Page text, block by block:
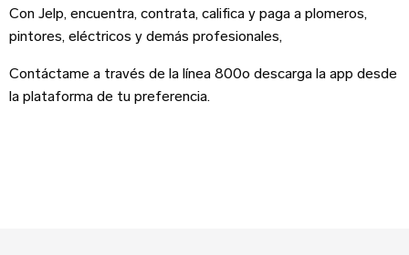
Con Jelp, encuentra, contrata, califica y paga a plomeros,
pintores, eléctricos y demás profesionales,
Contáctame a través de la línea 800o descarga la app desde
la plataforma de tu preferencia.
Nombre*
Sitio web
Correo Electrónico